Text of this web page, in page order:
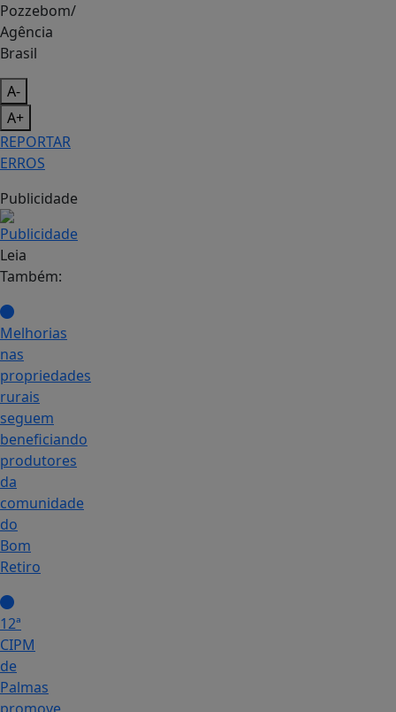
Pozzebom/
Agência
Brasil
A-
A+
REPORTAR
ERROS
Publicidade
Leia
Também:
Melhorias
nas
propriedades
rurais
seguem
beneficiando
produtores
da
comunidade
do
Bom
Retiro
12ª
CIPM
de
Palmas